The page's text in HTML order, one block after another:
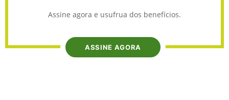
Assine agora e usufrua dos benefícios.
ASSINE AGORA